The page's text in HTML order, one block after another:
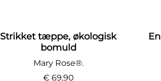
Strikket tæppe, økologisk
bomuld
Mary Rose®.
€ 69,90